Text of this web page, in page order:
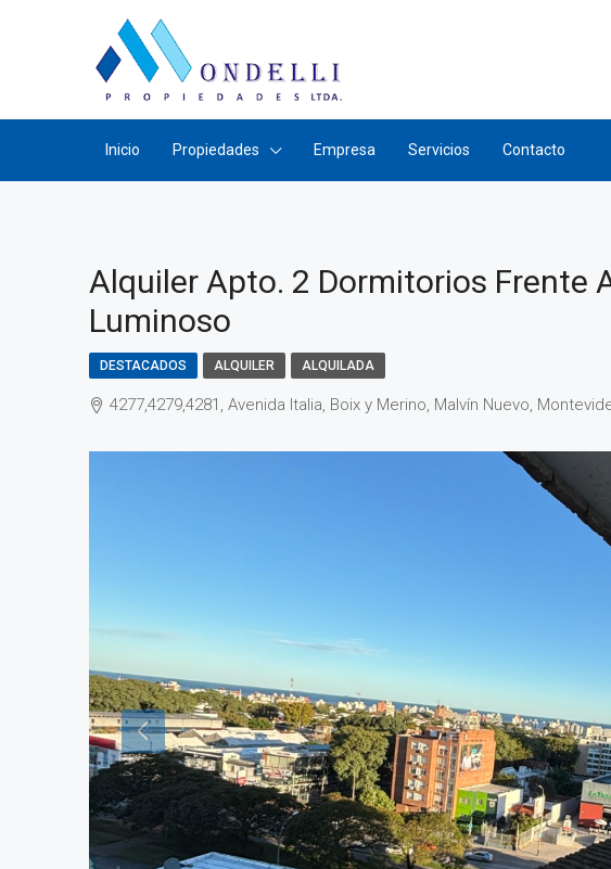
Inicio Propiedades Empresa Servicios Contacto
Alquiler Apto. 2 Dormitorios Frente
Luminoso
DESTACADOS ALQUILER ALQUILADA
4277,4279,4281, Avenida Italia, Boix y Merino, Malvín Nuevo,